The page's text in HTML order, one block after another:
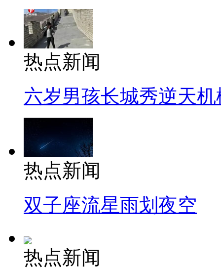
热点新闻
六岁男孩长城秀逆天机
热点新闻
双子座流星雨划夜空
热点新闻